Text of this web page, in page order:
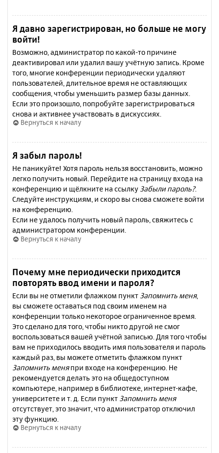
Я давно зарегистрирован, но больше не могу
войти!
Возможно, администратор по какой-то причине
деактивировал или удалил вашу учётную запись. Кроме
того, многие конференции периодически удаляют
пользователей, длительное время не оставляющих
сообщения, чтобы уменьшить размер базы данных.
Если это произошло, попробуйте зарегистрироваться
снова и активнее участвовать в дискуссиях.
Вернуться к началу
Я забыл пароль!
Не паникуйте! Хотя пароль нельзя восстановить, можно
легко получить новый. Перейдите на страницу входа на
конференцию и щёлкните на ссылку Забыли пароль?.
Следуйте инструкциям, и скоро вы снова сможете войти
на конференцию.
Если не удалось получить новый пароль, свяжитесь с
администратором конференции.
Вернуться к началу
Почему мне периодически приходится
повторять ввод имени и пароля?
Если вы не отметили флажком пункт Запомнить меня,
вы сможете оставаться под своим именем на
конференции только некоторое ограниченное время.
Это сделано для того, чтобы никто другой не смог
воспользоваться вашей учётной записью. Для того чтобы
вам не приходилось вводить имя пользователя и пароль
каждый раз, вы можете отметить флажком пункт
Запомнить меняпри входе на конференцию. Не
рекомендуется делать это на общедоступном
компьютере, например в библиотеке, интернет-кафе,
университете и т. д. Если пункт Запомнить меня
отсутствует, это значит, что администратор отключил
эту функцию.
Вернуться к началу